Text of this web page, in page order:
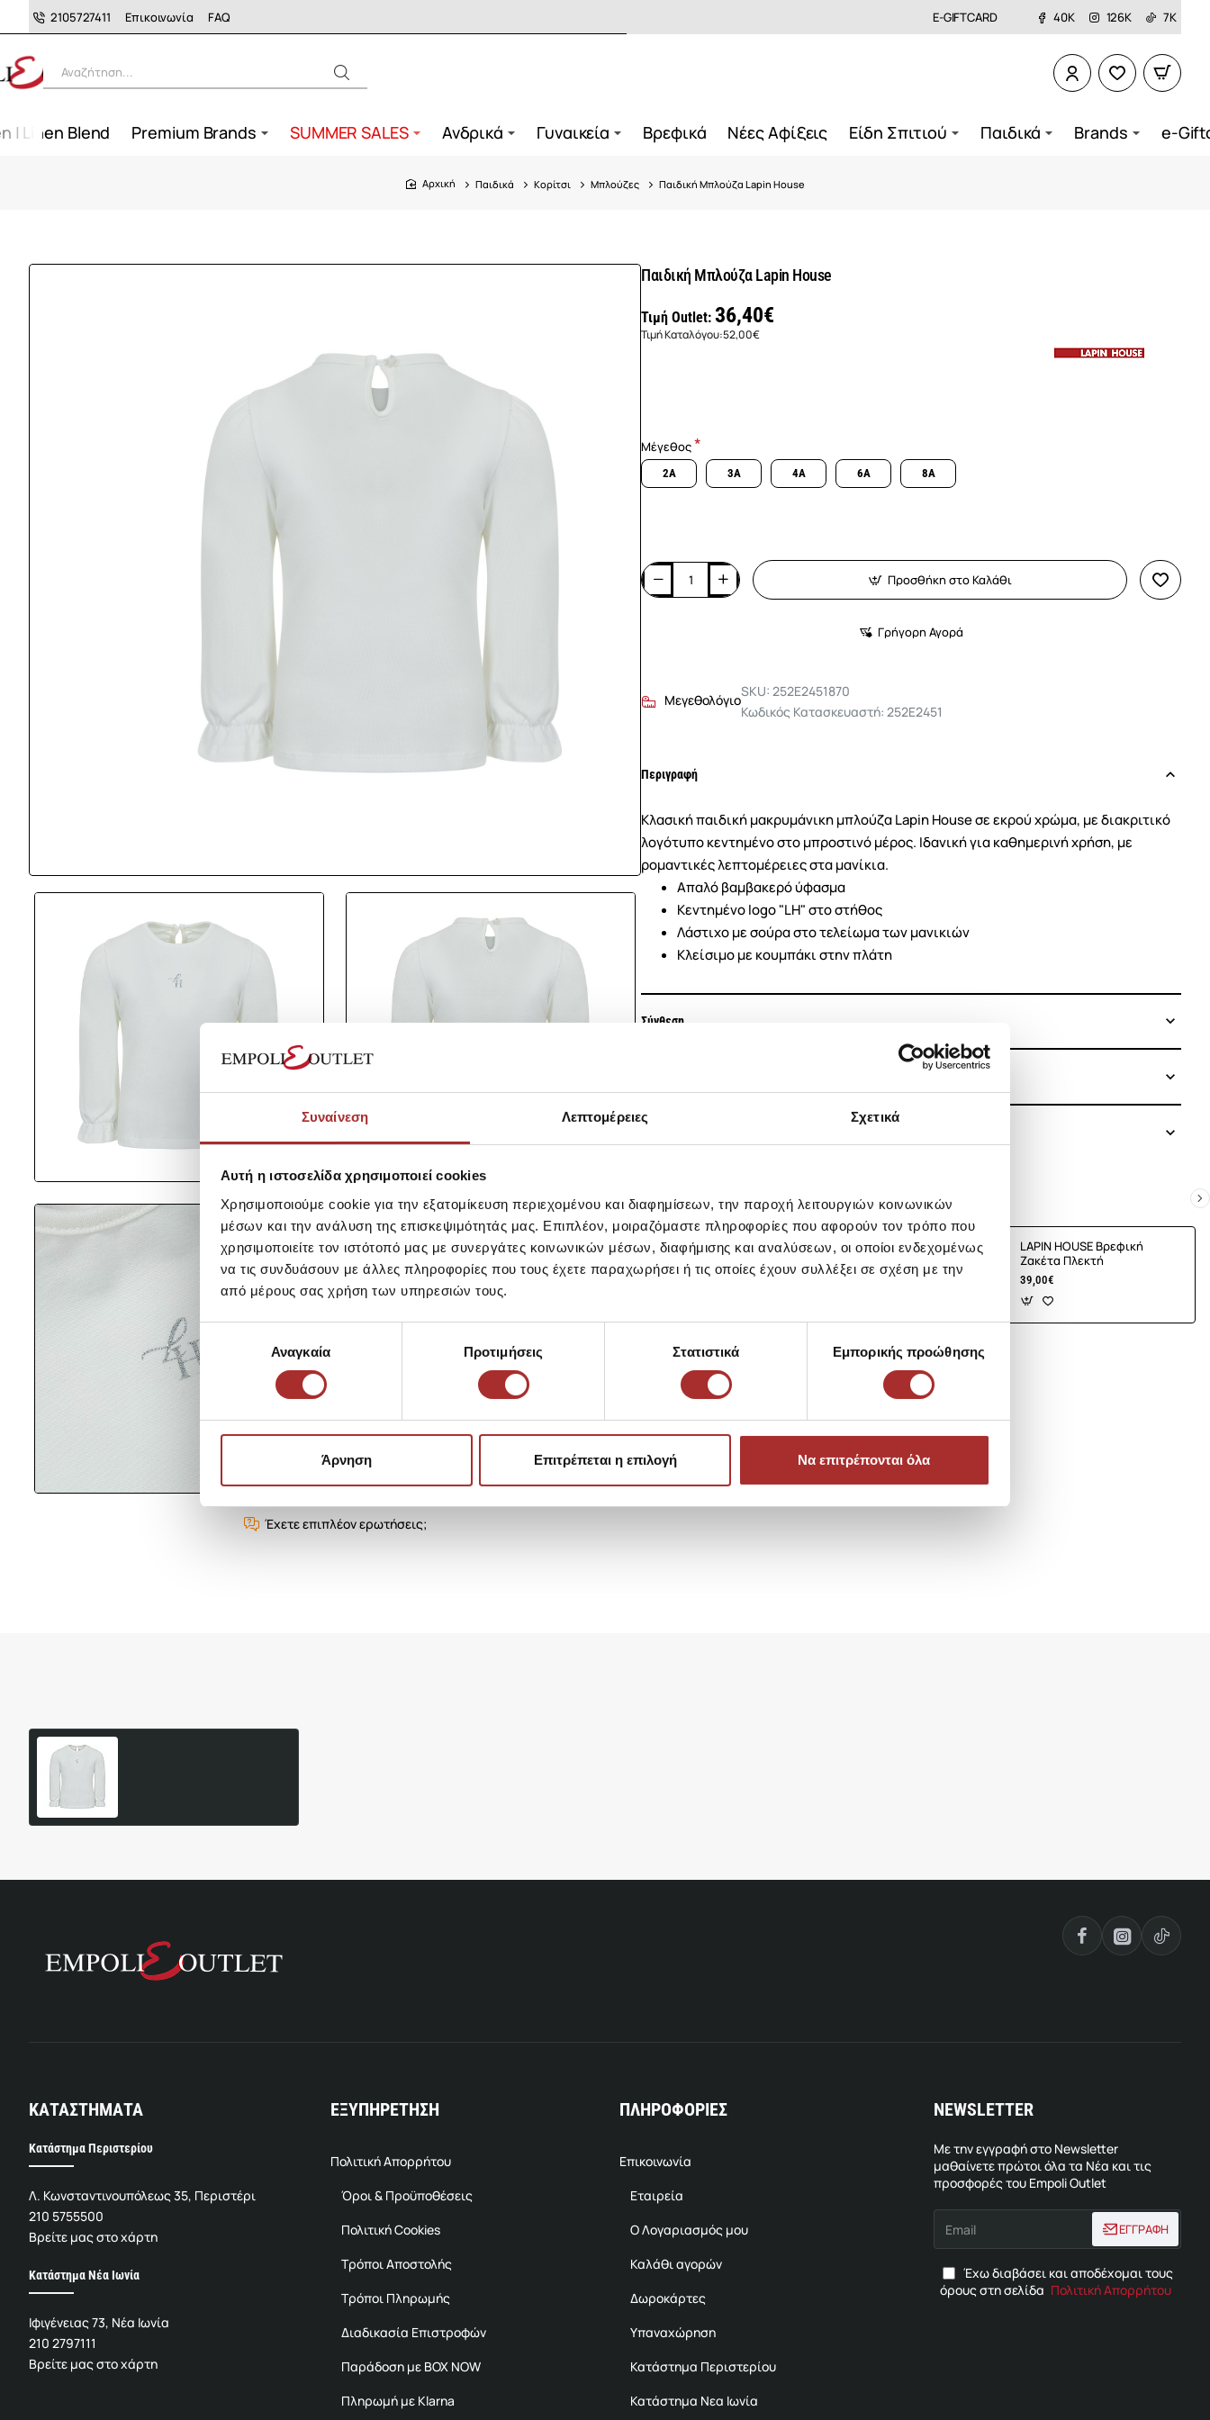
Συναίνεση Λεπτομέρειες Σχετικά
Αυτή η ιστοσελίδα χρησιμοποιεί cookies
Χρησιμοποιούμε cookie για την εξατομίκευση περιεχομένου και διαφημίσεων, την παροχή λειτουργιών κοινωνικών
μέσων και την ανάλυση της επισκεψιμότητάς μας. Επιπλέον, μοιραζόμαστε πληροφορίες που αφορούν τον τρόπο που
χρησιμοποιείτε τον ιστότοπό μας με συνεργάτες κοινωνικών μέσων, διαφήμισης και αναλύσεων, οι οποίοι ενδεχομένως
να τις συνδυάσουν με άλλες πληροφορίες που τους έχετε παραχωρήσει ή τις οποίες έχουν συλλέξει σε σχέση με την
από μέρους σας χρήση των υπηρεσιών τους.
συγκατάθεσηςΑναγκαία Προτιμήσεις Στατιστικά Εμπορικής προώθησης
Άρνηση Επιτρέπεται η επιλογή Να επιτρέπονται όλα
2105727411 Επικοινωνία FAQ E-GIFTCARD 40K 126K 7K
Αναζήτηση...
| Linen Blend Premium Brands SUMMER SALES Ανδρικά Γυναικεία Βρεφικά Νέες Αφίξεις Είδη Σπιτιού Παιδικά Brands e-
home
Παιδικά Κορίτσι Μπλούζες Παιδική Μπλούζα Lapin House
Έχετε επιπλέον ερωτήσεις;
Παιδική Μπλούζα Lapin House
Τιμή Outlet: 36,40€
Τιμή Καταλόγου:52,00€
Μέγεθος
2A 3A 4A 6A 8A
Προσθήκη στο Καλάθι
Γρήγορη Αγορά
Μεγεθολόγιο
SKU: 252E2451870
Κωδικός Κατασκευαστή: 252E2451
Περιγραφή
Κλασική παιδική μακρυμάνικη μπλούζα Lapin House σε εκρού χρώμα, με διακριτικό
λογότυπο κεντημένο στο μπροστινό μέρος. Ιδανική για καθημερινή χρήση, με
ρομαντικές λεπτομέρειες στα μανίκια.
Απαλό βαμβακερό ύφασμα
Κεντημένο logo "LH" στο στήθος
Λάστιχο με σούρα στο τελείωμα των μανικιών
Κλείσιμο με κουμπάκι στην πλάτη
Σύνθεση
LAPIN HOUSE Βρεφική
Ζακέτα Πλεκτή
39,00€
LAPIN HOUSE Βρεφική
Ζακέτα Πλεκτή
39,00€
ΚΑΤΑΣΤΗΜΑΤΑ
Κατάστημα Περιστερίου
Λ. Κωνσταντινουπόλεως 35, Περιστέρι
210 5755500
Βρείτε μας στο χάρτη
Κατάστημα Νέα Ιωνία
Ιφιγένειας 73, Νέα Ιωνία
210 2797111
Βρείτε μας στο χάρτη
ΕΞΥΠΗΡΕΤΗΣΗ
Πολιτική Απορρήτου
Όροι & Προϋποθέσεις
Πολιτική Cookies
Τρόποι Αποστολής
Τρόποι Πληρωμής
Διαδικασία Επιστροφών
Παράδοση με BOX NOW
Πληρωμή με Klarna
ΠΛΗΡΟΦΟΡΙΕΣ
Επικοινωνία
Εταιρεία
Ο Λογαριασμός μου
Καλάθι αγορών
Δωροκάρτες
Υπαναχώρηση
Κατάστημα Περιστερίου
Κατάστημα Νεα Ιωνία
NEWSLETTER
Με την εγγραφή στο Newsletter
μαθαίνετε πρώτοι όλα τα Νέα και τις
προσφορές του Empoli Outlet
Email
ΕΓΓΡΑΦΗ
Έχω διαβάσει και αποδέχομαι τους
όρους στη σελίδα Πολιτική Απορρήτου